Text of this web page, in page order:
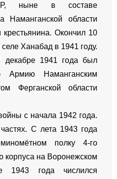
ныне в составе
Наманганской области
крестьянина. Окончил 10
Ханабад в 1941 году.
декабре 1941 года был
Армию Наманганским
Ферганской области
с начала 1942 года.
С лета 1943 года
полку 4-го
корпуса на Воронежском
1943 года числился